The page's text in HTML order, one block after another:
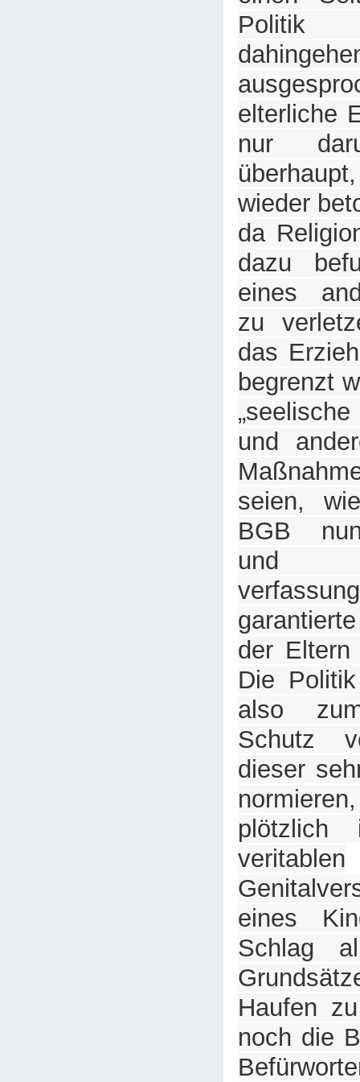
elterliche
nur
wieder
da
dazu
eines
zu
das
begrenzt
und
seien,
BGB
und
der Eltern
Die
also
Schutz
dieser
veritablen
eines
Schlag
Haufen
noch die